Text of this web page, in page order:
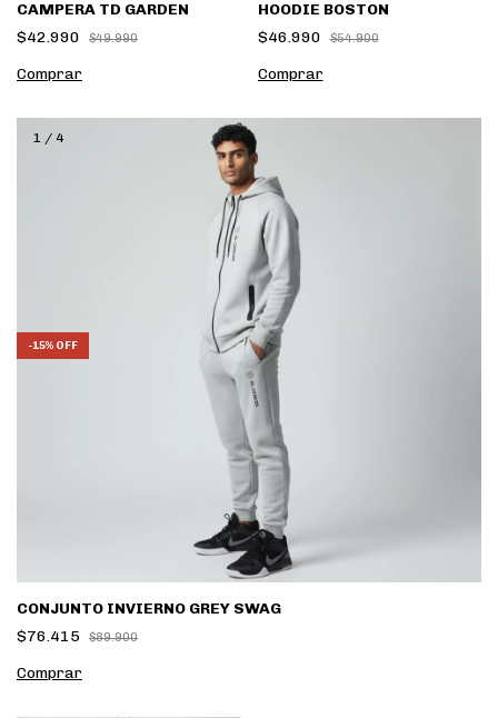
CAMPERA TD GARDEN
$42.990
$49.990
Comprar
HOODIE BOSTON
$46.990
$54.900
Comprar
1 / 4
-15% OFF
CONJUNTO INVIERNO GREY SWAG
$76.415
$89.900
Comprar